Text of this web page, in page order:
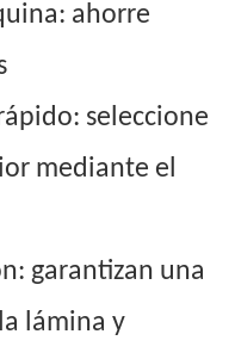
ahorre
seleccione
mediante el
garantizan una
lámina y